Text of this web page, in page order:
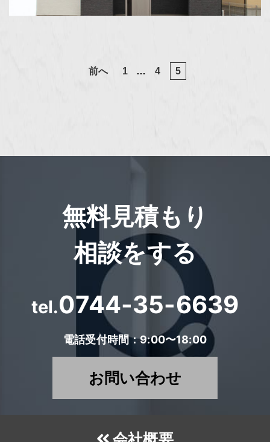
前へ 1 … 4 5
無料見積もり
相談をする
tel.0744-35-6639
電話受付時間：9:00〜18:00
お問い合わせ